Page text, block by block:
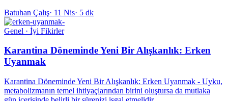
Batuhan Çalış· 11 Nis· 5 dk
Genel · İyi Fikirler
Karantina Döneminde Yeni Bir Alışkanlık: Erken
Uyanmak
Karantina Döneminde Yeni Bir Alışkanlık: Erken Uyanmak - Uyku,
metabolizmanın temel ihtiyaçlarından birini oluştursa da mutlaka